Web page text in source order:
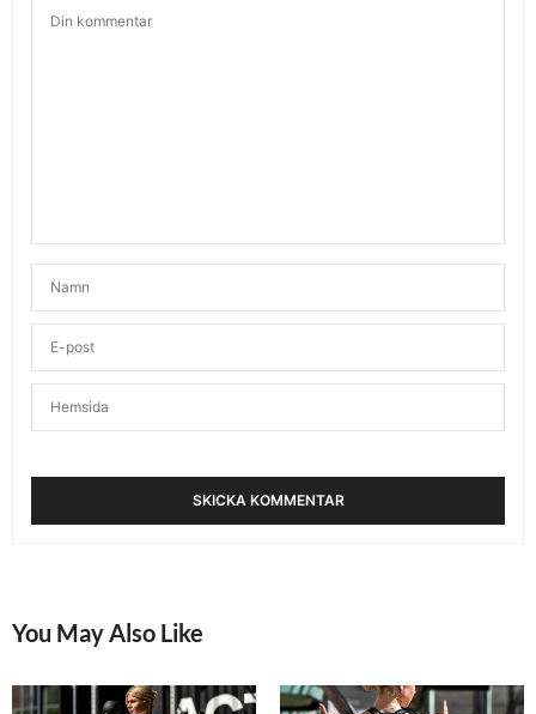
You May Also Like